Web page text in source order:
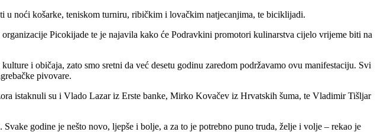
u noći košarke, teniskom turniru, ribičkim i lovačkim natjecanjima, te biciklijadi.
Picokijade te je najavila kako će Podravkini promotori kulinarstva cijelo vrijeme biti na
i običaja, zato smo sretni da već desetu godinu zaredom podržavamo ovu manifestaciju. Svi
pivovare.
istaknuli su i Vlado Lazar iz Erste banke, Mirko Kovačev iz Hrvatskih šuma, te Vladimir Tišljar
godine je nešto novo, ljepše i bolje, a za to je potrebno puno truda, želje i volje – rekao je